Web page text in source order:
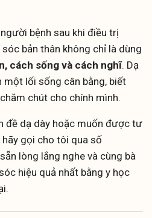
bệnh sau khi điều trị
bản thân không chỉ là dùng
cách sống và cách nghĩ. Dạ
một lối sống cân bằng, biết
chút cho chính mình.
đề dạ dày hoặc muốn được tư
gọi cho tôi qua số
lòng lắng nghe và cùng bà
hiệu quả nhất bằng y học